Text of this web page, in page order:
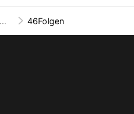
Mein Tod war seine letzte Grenze 46Folgen